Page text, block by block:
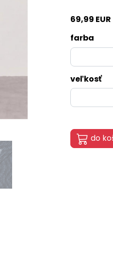
69,99 EUR
farba
veľkosť
do